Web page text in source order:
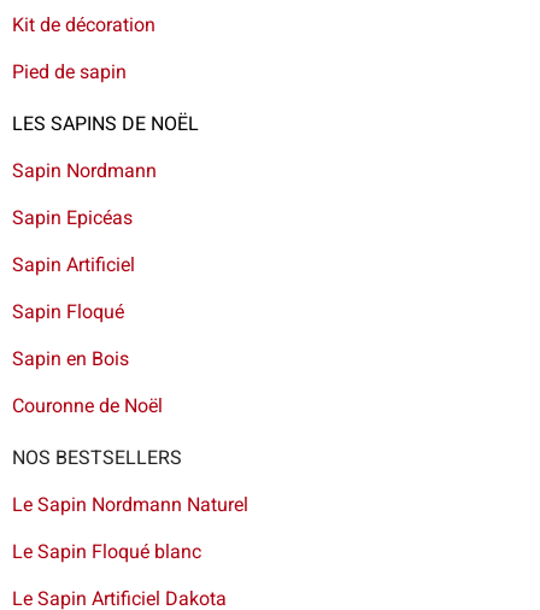
Kit de décoration
Pied de sapin
LES SAPINS DE NOËL
Sapin Nordmann
Sapin Epicéas
Sapin Artificiel
Sapin Floqué
Sapin en Bois
Couronne de Noël
NOS BESTSELLERS
Le Sapin Nordmann Naturel
Le Sapin Floqué blanc
Le Sapin Artificiel Dakota